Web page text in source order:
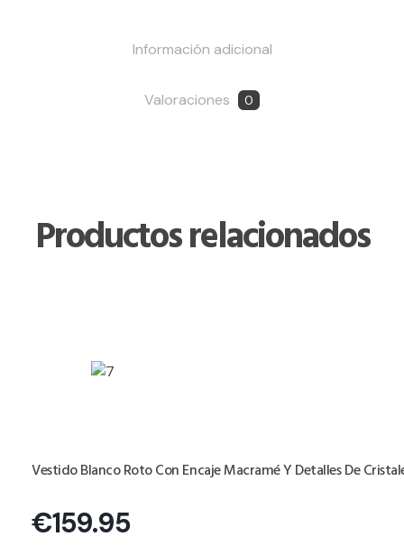
Información adicional
Valoraciones 0
Productos relacionados
Vestido Blanco Roto Con Encaje Macramé Y Detalles De
€159.95